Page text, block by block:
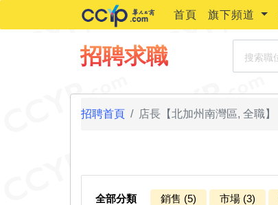
首頁 旗下頻道
招聘求職
招聘首頁 店長【北加州南灣區, 全職】
全部分類 銷售 (5) 市場 (3)